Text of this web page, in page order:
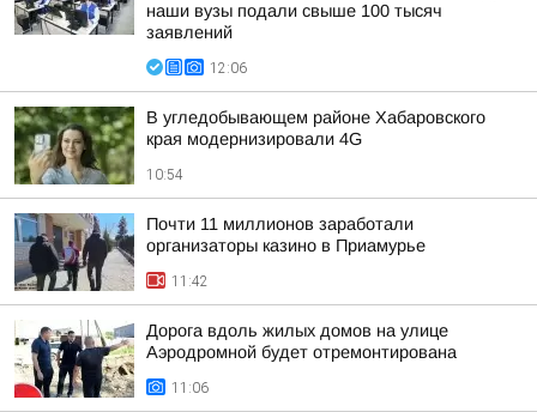
наши вузы подали свыше 100 тысяч
заявлений
12:06
В угледобывающем районе Хабаровского
края модернизировали 4G
10:54
Почти 11 миллионов заработали
организаторы казино в Приамурье
11:42
Дорога вдоль жилых домов на улице
Аэродромной будет отремонтирована
11:06